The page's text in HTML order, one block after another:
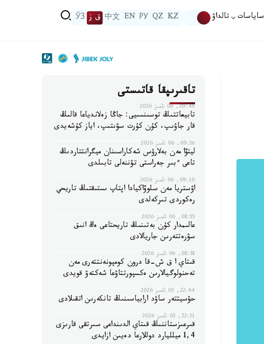
ساياسات تالداۋ KZ
QZ
РУ
EN
中文 ق ز ЎЗ
تاقىرىپقا قاتىستى
09:40, 06 تامىز 2026
تابيعاتتىڭ توسىنسىيى: جاڭا زەلاندياعا قالىڭ
قار جاۋىپ، كۇن كۇرت سۋىتىپ، اياز كۇشەيدى
09:26, 06 تامىز 2026
ليتۆا مەن بەلارۋس شەكاراسىنان ميگرانتتاردىڭ
تاعى ءبىر جەراستى تۋننەلى تابىلدى
09:10, 06 تامىز 2026
اۋستريا مەن سلوۆاكيادا اپتاپ ىستىقتىڭ تاريحي
رەكوردى تىركەلدى
08:55, 06 تامىز 2026
عالىمدار كۇن بەتىنىڭ تاريحتاعى ەڭ انىق
سۋرەتتەرىن جاريالادى
08:38, 06 تامىز 2026
قىتاي ا ق ش-قا درون كومپونەنتتەرى مەن
تەحنولوگيالارىن ەكسپورتتاۋعا شەكتەۋ قويدى
22:44, 05 تامىز 2026
حۋسيتتەر ساۋد ارابياسىنىڭ تانكەرىن اتقىلادى
22:31, 05 تامىز 2026
قىرعىزستاننىڭ قىتاي الدىنداعى سىرتقى قارىزى
1,4 ميلليارد دوللارعا دەيىن ازايدى